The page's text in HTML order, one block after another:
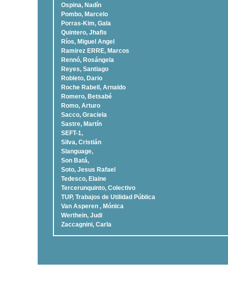
Ospina, Nadí­n
Pombo, Marcelo
Porras-Kim, Gala
Quintero, Jhafis
Rí­os, Miguel Angel
Ramirez ERRE, Marcos
Rennó, Rosángela
Reyes, Santiago
Robleto, Dario
Roche Rabell, Arnaldo
Romero, Betsabé
Romo, Arturo
Sacco, Graciela
Sastre, Martí­n
SEFT-1,
Silva, Cristián
Slanguage,
Son Batá,
Soto, Jesus Rafael
Tedesco, Elaine
Tercerunquinto, Colectivo
TUP, Trabajos de Utilidad Pública
Van Asperen , Mónica
Werthein, Judi
Zaccagnini, Carla